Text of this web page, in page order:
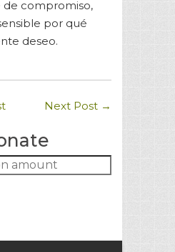
compromiso,
por qué
deseo.
Next Post →